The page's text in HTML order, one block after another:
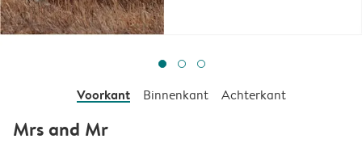
Voorkant Binnenkant Achterkant
Mrs and Mr